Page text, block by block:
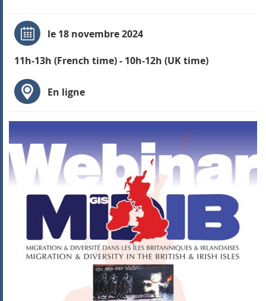
le 18 novembre 2024
11h-13h (French time) - 10h-12h (UK time)
En ligne